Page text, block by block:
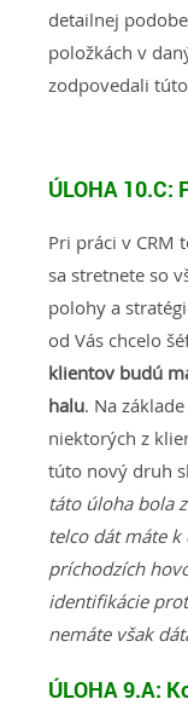
detailnej
položkách v
zodpovedali
ÚLOHA 10.C:
Pri práci v CRM
sa stretnete so
polohy a
od Vás chcelo
klientov budú
halu. Na
niektorých z
túto nový druh
táto úloha bola
telco dát máte
príchodzích
identifikácie
nemáte však
ÚLOHA 9.A: